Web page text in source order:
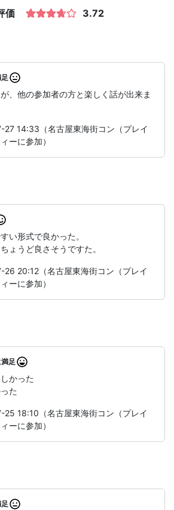
価 3.72
、他の参加者の方と楽しく話が出来ま
14:33（名古屋東海街コン（プレイ
ーに参加）
い形式で良かった。
ょうど良さそうですた。
20:12（名古屋東海街コン（プレイ
ーに参加）
足
かった
た
18:10（名古屋東海街コン（プレイ
ーに参加）